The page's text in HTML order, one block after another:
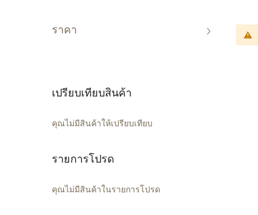
ราคา
เปรียบเทียบสินค้า
คุณไม่มีสินค้าให้เปรียบเทียบ
รายการโปรด
คุณไม่มีสินค้าในรายการโปรด